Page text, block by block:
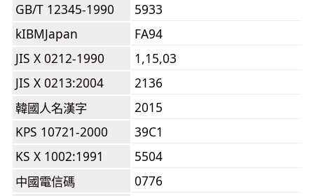
GB/T 12345-1990
5933
kIBMJapan
FA94
JIS X 0212-1990
1,15,03
JIS X 0213:2004
2136
韓國人名漢字
2015
KPS 10721-2000
39C1
KS X 1002:1991
5504
中國電信碼
0776